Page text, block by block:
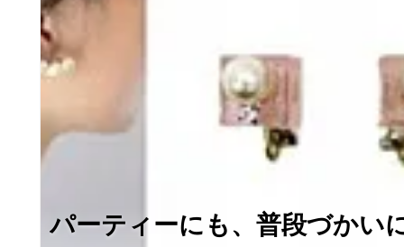
パーティーにも、普段づかい